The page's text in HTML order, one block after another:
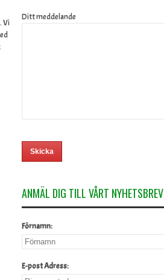
Vi
Ditt meddelande
ANMÄL DIG TILL VÅRT NYHETSBREV
Förnamn:
E-post Adress: